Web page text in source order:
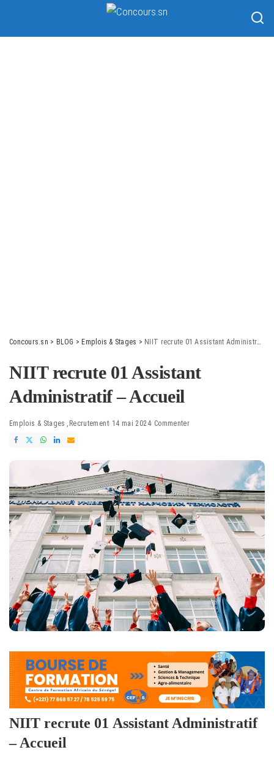
Concours.sn > BLOG > Emplois & Stages > NIIT recrute 01 Assistant Administratif – Accueil
NIIT recrute 01 Assistant
Administratif – Accueil
Emplois & Stages Recrutement 14 mai 2024 Commenter
NIIT recrute 01 Assistant Administratif
– Accueil